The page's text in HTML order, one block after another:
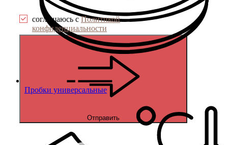
Пробки универсальные
соглашаюсь сПолитикой
конфиденциальности
Отправить